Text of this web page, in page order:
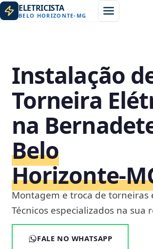
ELETRICISTA
BELO HORIZONTE- MG
Instalação
Torneira
na
Belo
Montagem e troca de torneiras
Técnicos especializados na sua
FALE NO WHATSAPP